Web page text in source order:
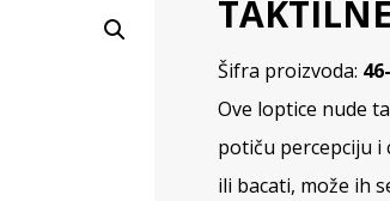
Šifra proizvoda:
Ove loptice nude
potiču percepciju i
ili bacati, može ih